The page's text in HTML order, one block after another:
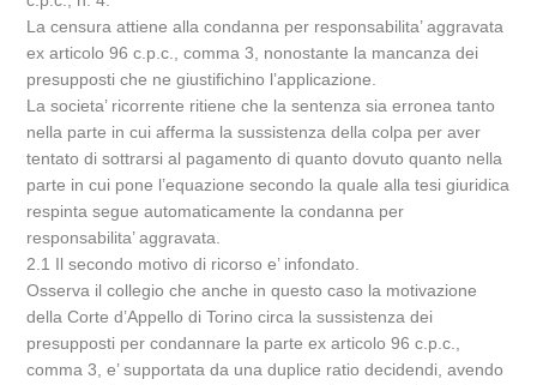
La censura attiene alla condanna per responsabilita’ aggravata
ex articolo 96 c.p.c., comma 3, nonostante la mancanza dei
presupposti che ne giustifichino l’applicazione.
La societa’ ricorrente ritiene che la sentenza sia erronea tanto
nella parte in cui afferma la sussistenza della colpa per aver
tentato di sottrarsi al pagamento di quanto dovuto quanto nella
parte in cui pone l’equazione secondo la quale alla tesi giuridica
respinta segue automaticamente la condanna per
responsabilita’ aggravata.
2.1 Il secondo motivo di ricorso e’ infondato.
Osserva il collegio che anche in questo caso la motivazione
della Corte d’Appello di Torino circa la sussistenza dei
presupposti per condannare la parte ex articolo 96 c.p.c.,
comma 3, e’ supportata da una duplice ratio decidendi, avendo